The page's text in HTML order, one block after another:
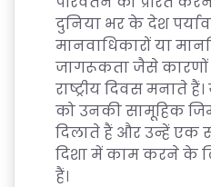
दुनिया भर के देश
मानवाधिकारों या
जागरूकता जैसे कारणों
राष्ट्रीय दिवस मनाते
को उनकी सामूहिक
दिलाते हैं और उन्हें एक
दिशा में काम करने के
हैं।